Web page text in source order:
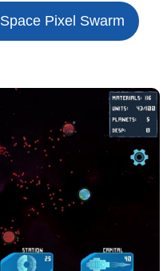
Space Pixel Swarm